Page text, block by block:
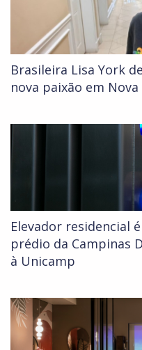
Brasileira Lisa York
nova paixão em Nova
Elevador residencial
prédio da Campinas
à Unicamp